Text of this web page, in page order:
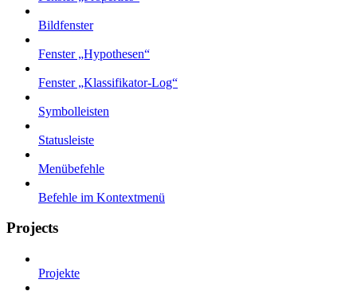
Bildfenster
Fenster „Hypothesen“
Fenster „Klassifikator-Log“
Symbolleisten
Statusleiste
Menübefehle
Befehle im Kontextmenü
Projects
Projekte